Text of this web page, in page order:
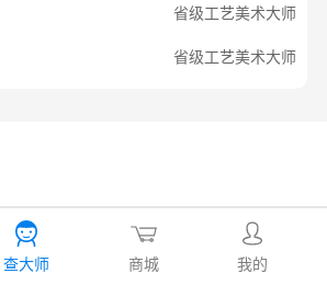
省级工艺美术大师
省级工艺美术大师
查大师 商城 我的